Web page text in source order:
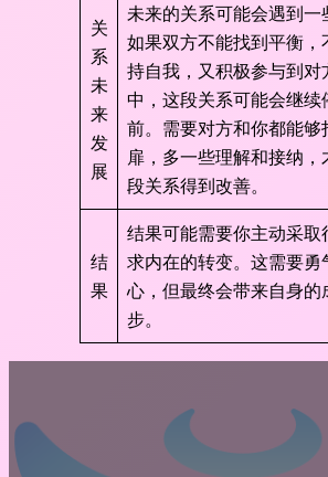
关
系
未
来
发
展
未来的关系可能会遇到一
如果双方不能找到平衡，
持自我，又积极参与到对
中，这段关系可能会继续
前。需要对方和你都能够
扉，多一些理解和接纳，
段关系得到改善。
结
果
结果可能需要你主动采取
求内在的转变。这需要勇
心，但最终会带来自身的
步。